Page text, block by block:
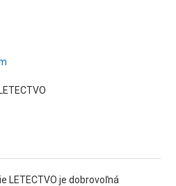
LETECTVO je dobrovoľná